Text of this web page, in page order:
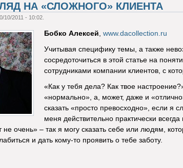
НА «СЛОЖНОГО» КЛИЕНТА
10/2011 - 10:02.
Бобко Алексей, www.dacollection.ru
Учитывая специфику темы, а также
сосредоточиться в этой статье на
сотрудниками компании клиентов, с
«Как у тебя дела? Как твое
«нормально», а, может, даже и
сказать «просто превосходно», если я
меня действительно практически
не очень» – так я могу сказать себе или людям,
и дать кому-то проявить о тебе заботу.